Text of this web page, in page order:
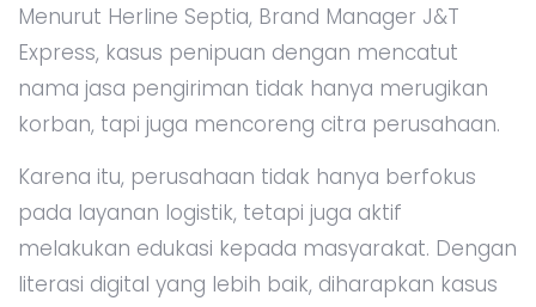
Menurut Herline Septia, Brand Manager J&T
Express, kasus penipuan dengan mencatut
nama jasa pengiriman tidak hanya merugikan
korban, tapi juga mencoreng citra perusahaan.
Karena itu, perusahaan tidak hanya berfokus
pada layanan logistik, tetapi juga aktif
melakukan edukasi kepada masyarakat. Dengan
literasi digital yang lebih baik, diharapkan kasus